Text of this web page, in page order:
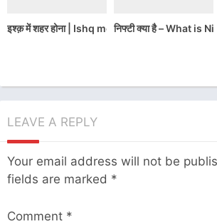
इश्क़ में शहर होना | Ishq me Shahar hona
निफ्टी क्या है – What is
LEAVE A REPLY
Your email address will not be
fields are marked *
Comment *